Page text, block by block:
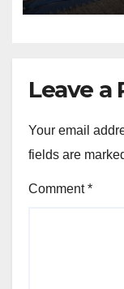
Leave a
Your email
fields are
Comment*